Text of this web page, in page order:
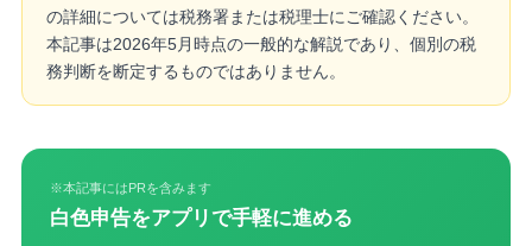
の詳細については税務署または税理士にご確認ください。
本記事は2026年5月時点の一般的な解説であり、個別の税
務判断を断定するものではありません。
※本記事にはPRを含みます
白色申告をアプリで手軽に進める